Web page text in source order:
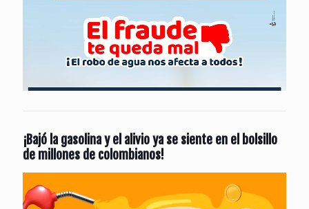
¡Bajó la gasolina y el alivio ya se siente en el bolsillo
de millones de colombianos!
de